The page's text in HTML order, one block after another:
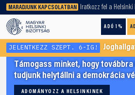
MARADJUNK KAPCSOLATBAN Iratkozz fel a
ADÓ 1%
keresőnket!
JELENTKEZZ SZEPT. 6-IG! Joghallgató
Támogass minket, hogy
tudjunk helytállni a demokrácia
ADOMÁNYOZZ A HELSINKINEK